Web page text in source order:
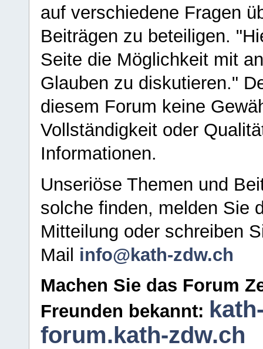
auf verschiedene Fragen
Beiträgen zu beteiligen.
Seite die Möglichkeit mit
Glauben zu diskutieren."
diesem Forum keine
Vollständigkeit oder
Informationen.
Unseriöse Themen und
solche finden, melden Sie
Mitteilung oder schreiben
Mail info@kath-zdw.ch
Machen Sie das Forum
Freunden bekannt:
forum.kath-zdw.ch